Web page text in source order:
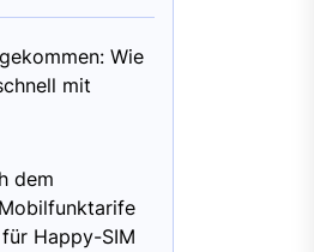
Wie
mit
dem
Happy-SIM